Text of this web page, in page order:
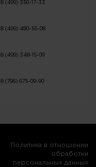
8 (499) 350-17-33
8 (499) 490-55-08
8 (499) 348-15-09
8 (796) 675-09-90
Политика в отношении
обработки
персональных данных